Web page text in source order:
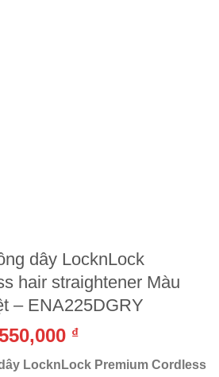
dây LocknLock
hair straightener Màu
– ENA225DGRY
₫
LocknLock Premium Cordless